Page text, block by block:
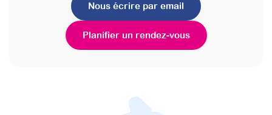
Nous écrire par email
Planifier un rendez-vous